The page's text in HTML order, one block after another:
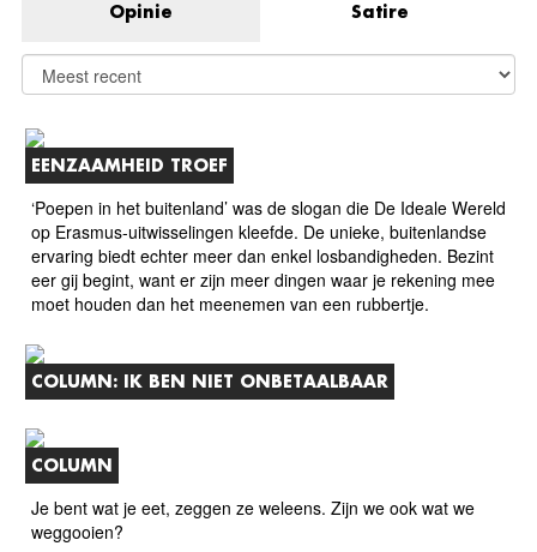
Opinie Satire
EENZAAMHEID TROEF
‘Poepen in het buitenland’ was de slogan die De Ideale Wereld
op Erasmus-uitwisselingen kleefde. De unieke, buitenlandse
ervaring biedt echter meer dan enkel losbandigheden. Bezint
eer gij begint, want er zijn meer dingen waar je rekening mee
moet houden dan het meenemen van een rubbertje.
COLUMN: IK BEN NIET ONBETAALBAAR
COLUMN
Je bent wat je eet, zeggen ze weleens. Zijn we ook wat we
weggooien?